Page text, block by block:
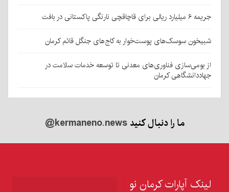
جریمه ۶ میلیارد ریالی برای قاچاقچی نارنگی پاکستانی در بافت
شبیخون سوسک‌های پوست‌خوار به کاج‌های جنگل قائم کرمان
از بومی‌سازی فناوری‌های معدنی تا توسعه خدمات سلامت در
جهاددانشگاهی کرمان
ما را دنبال کنید@kermaneno.news
لینک آپارات کرمان نو